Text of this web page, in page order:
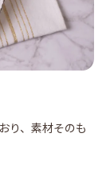
り、素材そのも